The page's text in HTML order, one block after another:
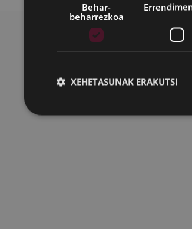
Behar-
beharrezkoa
XEHETASUNAK ERAKUTSI